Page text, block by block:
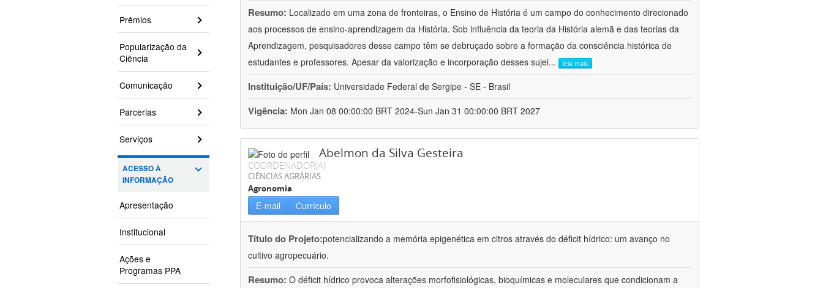
Prêmios
Popularização da
Ciência
Comunicação
Parcerias
Serviços
ACESSO À
INFORMAÇÃO
Apresentação
Institucional
Ações e
Programas PPA
Resumo: Localizado em uma zona de fronteiras, o Ensino de História é um campo do conhecimento direcionado
aos processos de ensino-aprendizagem da História. Sob influência da teoria da História alemã e das teorias da
Aprendizagem, pesquisadores desse campo têm se debruçado sobre a formação da consciência histórica de
estudantes e professores. Apesar da valorização e incorporação desses sujei... leia mais
Instituição/UF/País: Universidade Federal de Sergipe - SE - Brasil
Vigência: Mon Jan 08 00:00:00 BRT 2024-Sun Jan 31 00:00:00 BRT 2027
Abelmon da Silva Gesteira
COORDENADOR(A)
CIÊNCIAS AGRÁRIAS
Agronomia
E-mail Currículo
Título do Projeto:potencializando a memória epigenética em citros através do déficit hídrico: um avanço no
cultivo agropecuário.
Resumo: O déficit hídrico provoca alterações morfofisiológicas, bioquímicas e moleculares que condicionam a